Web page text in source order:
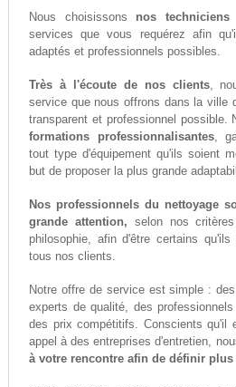
Nous choisissons nos techniciens
services que vous requérez afin
adaptés et professionnels possibles.
Très à l'écoute de nos clients,
service que nous offrons dans la ville
transparent et professionnel possible.
formations professionnalisantes,
tout type d'équipement qu'ils soient
but de proposer la plus grande
Nos professionnels du nettoyage
grande attention, selon nos
philosophie, afin d'être certains
tous nos clients.
Notre offre de service est simple :
experts de qualité, des
des prix compétitifs. Conscients qu'il
appel à des entreprises d'entretien,
à votre rencontre afin de définir